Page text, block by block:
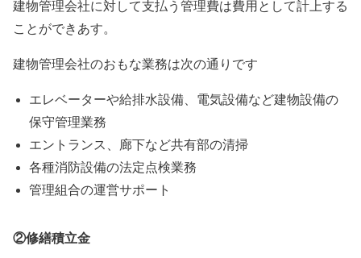
建物管理会社に対して支払う管理費は費用として計上する
ことができあす。
建物管理会社のおもな業務は次の通りです
エレベーターや給排水設備、電気設備など建物設備の
保守管理業務
エントランス、廊下など共有部の清掃
各種消防設備の法定点検業務
管理組合の運営サポート
②修繕積立金